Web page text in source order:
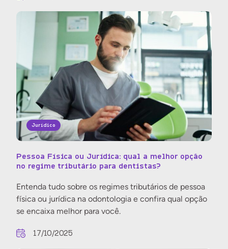
Jurídico
Pessoa Física ou Jurídica: qual a melhor opção
no regime tributário para dentistas?
Entenda tudo sobre os regimes tributários de pessoa
física ou jurídica na odontologia e confira qual opção
se encaixa melhor para você.
17/10/2025